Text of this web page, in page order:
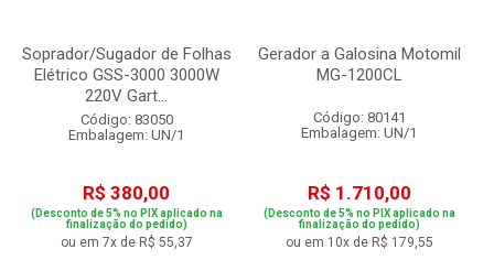
Soprador/Sugador de Folhas
Elétrico GSS-3000 3000W
220V Gart...
Código: 83050
Embalagem: UN/1
R$ 380,00
(Desconto de 5% no PIX aplicado na
finalização do pedido)
ou em 7x de R$ 55,37
Gerador a Galosina Motomil
MG-1200CL
Código: 80141
Embalagem: UN/1
R$ 1.710,00
(Desconto de 5% no PIX aplicado na
finalização do pedido)
ou em 10x de R$ 179,55